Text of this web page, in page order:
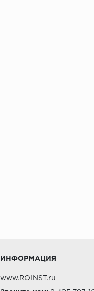
ИНФОРМАЦИЯ
www.ROINST.ru